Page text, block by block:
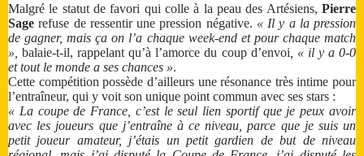
Malgré le statut de favori qui colle à la peau des Artésiens, Pierre
Sage refuse de ressentir une pression négative. « Il y a la pression
de gagner, mais ça on l’a chaque week-end et pour chaque match
»,balaie-t-il, rappelant qu’à l’amorce du coup d’envoi , « il y a 0-0
et tout le monde a ses chances ».
Cette compétition possède d’ailleurs une résonance très intime pour
l’entraîneur, qui y voit son unique point commun avec ses stars :
« La coupe de France, c’est le seul lien sportif que je peux avoir
avec les joueurs que j’entraîne à ce niveau, parce que je suis un
petit joueur amateur, j’étais un petit gardien de but de niveau